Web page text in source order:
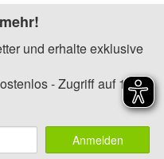
und erhalte exklusive
- Zugriff auf 1,4
Anmelden